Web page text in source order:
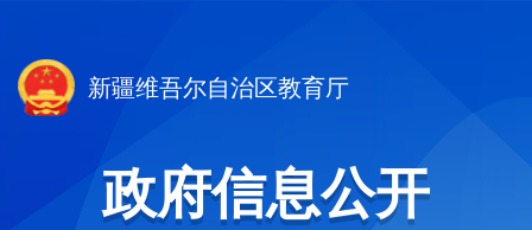
新疆维吾尔自治区教育厅
政府信息公开